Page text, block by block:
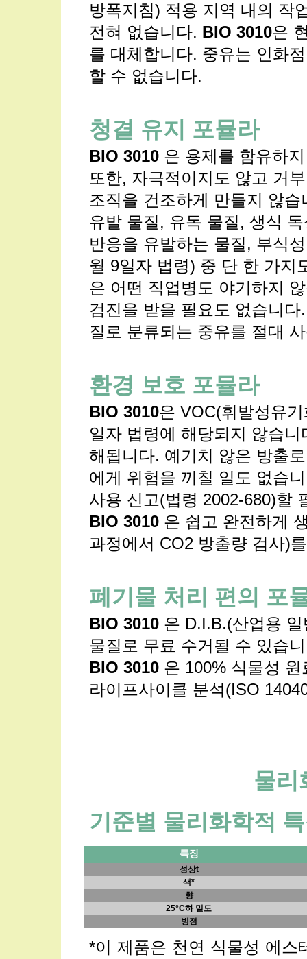
방폭지침) 적용 지역 내의 작
전혀 없습니다. BIO 3010은
를 대체합니다. 중유는 인화
할 수 없습니다.
청결 유지 포뮬라
BIO 3010 은 용제를 함유하
또한, 자극적이지도 않고 거
조직을 건조하게 만들지 않
유발 물질, 유독 물질, 생식
반응을 유발하는 물질, 부식
월 9일자 법령) 중 단 한 가
은 어떤 직업병도 야기하지
검진을 받을 필요도 없습니
질로 분류되는 중유를 절대
환경 보호 포뮬라
BIO 3010은 VOC(휘발성유
일자 법령에 해당되지 않습
해됩니다. 예기치 않은 방출
에게 위험을 끼칠 일도 없습
사용 신고(법령 2002-680)할
BIO 3010 은 쉽고 완전하게
과정에서 CO2 방출량 검사)
폐기물 처리 편의 포
BIO 3010 은 D.I.B.(산업용
물질로 무료 수거될 수 있습
BIO 3010 은 100% 식물성
라이프사이클 분석(ISO
물리
기준별 물리화학적
특징
성상t
색*
향
25°C하 밀도
빙점
*이 제품은 천연 식물성 에스